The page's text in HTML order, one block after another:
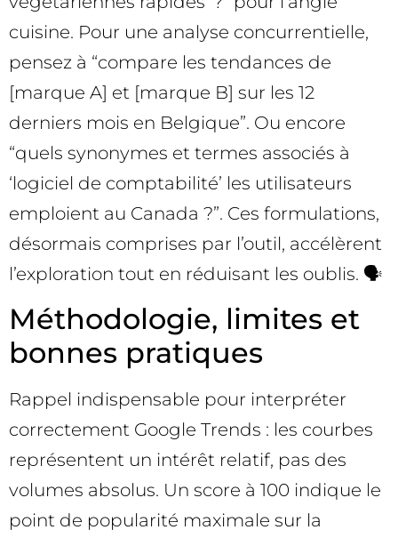
cuisine. Pour une analyse concurrentielle,
pensez à “compare les tendances de
[marque A] et [marque B] sur les 12
derniers mois en Belgique”. Ou encore
“quels synonymes et termes associés à
‘logiciel de comptabilité’ les utilisateurs
emploient au Canada ?”. Ces formulations,
désormais comprises par l’outil, accélèrent
l’exploration tout en réduisant les oublis. 🗣️
Méthodologie, limites et
bonnes pratiques
Rappel indispensable pour interpréter
correctement Google Trends : les courbes
représentent un intérêt relatif, pas des
volumes absolus. Un score à 100 indique le
point de popularité maximale sur la